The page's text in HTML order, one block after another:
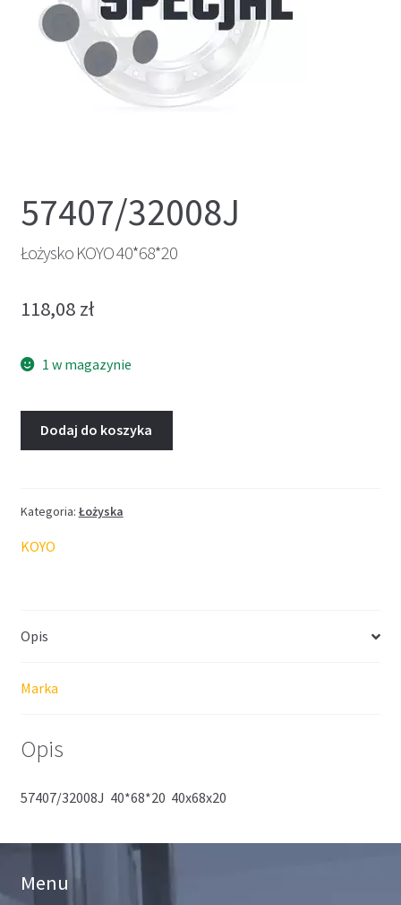
57407/32008J
Łożysko KOYO 40*68*20
118,08 zł
1 w magazynie
Dodaj do koszyka
Kategoria: Łożyska
KOYO
Opis
Marka
Opis
57407/32008J 40*68*20 40x68x20
Menu